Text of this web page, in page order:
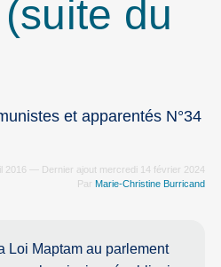
du
et apparentés N°34
2016 — Dernier ajout mercredi 14 février 2024
Par Marie-Christine Burricand
Loi Maptam au parlement